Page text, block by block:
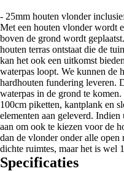
- 25mm houten vlonder
Met een houten vlonder wordt
boven de grond wordt
houten terras ontstaat die de
kan het ook een uitkomst
waterpas loopt. We kunnen de
hardhouten fundering leveren.
waterpas in de grond te
100cm piketten, kantplank en
elementen aan geleverd.
aan om ook te kiezen voor de
dan de vlonder onder alle
dichte ruimtes, maar het is wel
Specificaties